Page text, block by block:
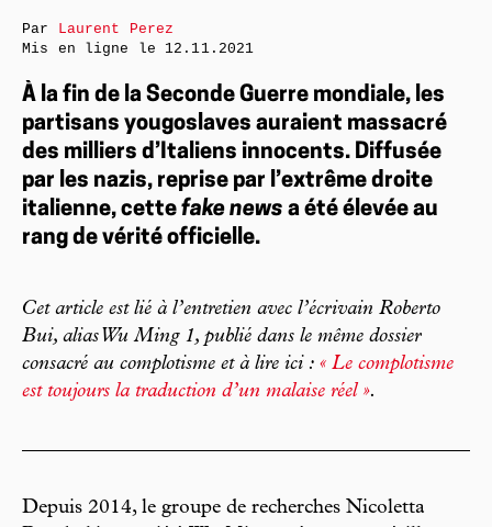
À la fin de la Seconde Guerre mondiale, les
partisans yougoslaves auraient massacré
des milliers d’Italiens innocents. Diffusée
par les nazis, reprise par l’extrême droite
italienne, cette fake news a été élevée au
rang de vérité officielle.
Cet article est lié à l’entretien avec l’écrivain Roberto
Bui, alias Wu Ming 1, publié dans le même dossier
consacré au complotisme et à lire ici : « Le complotisme
est toujours la traduction d’un malaise réel ».
Depuis 2014, le groupe de recherches Nicoletta
Par Laurent Perez
Mis en ligne le 12.11.2021